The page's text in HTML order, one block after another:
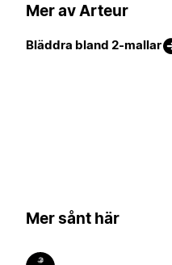
Mer av Arteur
Bläddra bland 2-mallar
Mer sånt här